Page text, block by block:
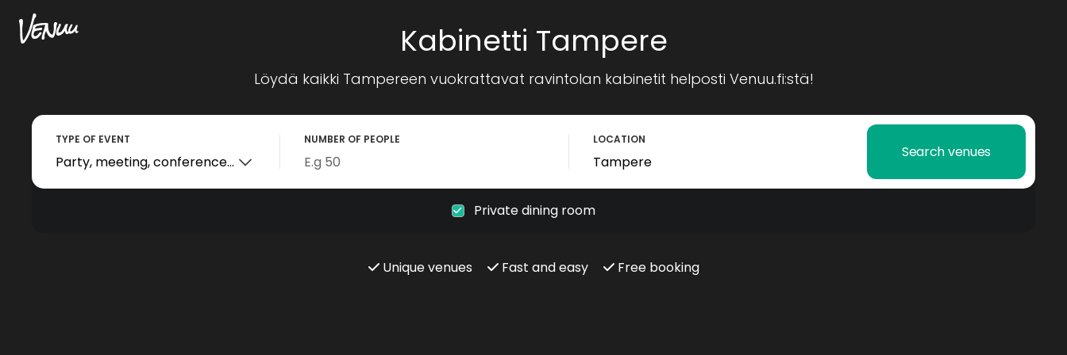
Kabinetti Tampere
Löydä kaikki Tampereen vuokrattavat ravintolan kabinetit helposti Venuu.fi:stä!
TYPE OF EVENT NUMBER OF PEOPLE LOCATION
Private dining room
Search venues
Unique venues Fast and easy Free booking